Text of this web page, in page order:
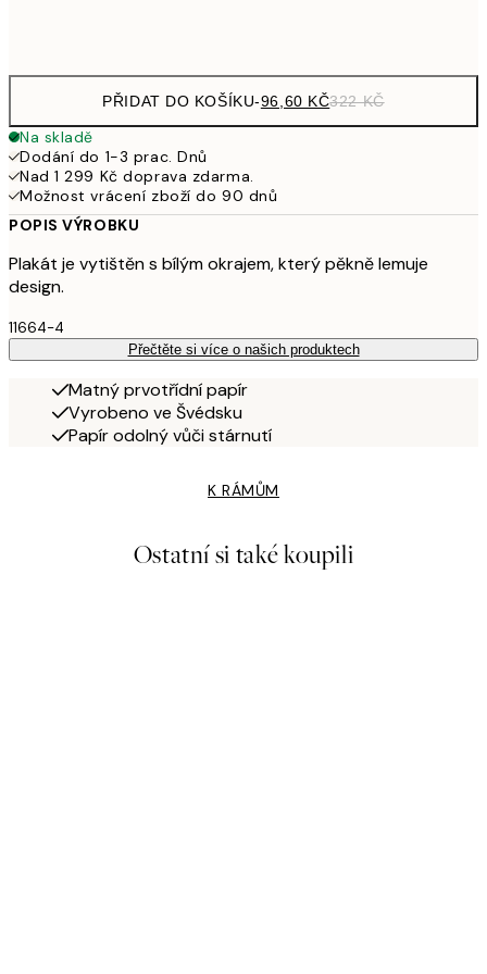
PŘIDAT DO KOŠÍKU-96,60 KČ322 KČ
Na skladě
Dodání do 1-3 prac. Dnů
Nad 1 299 Kč doprava zdarma.
Možnost vrácení zboží do 90 dnů
POPIS VÝROBKU
Plakát je vytištěn s bílým okrajem, který pěkně lemuje
design.
11664-4
Přečtěte si více o našich produktech
Matný prvotřídní papír
Vyrobeno ve Švédsku
Papír odolný vůči stárnutí
K RÁMŮM
Ostatní si také koupili